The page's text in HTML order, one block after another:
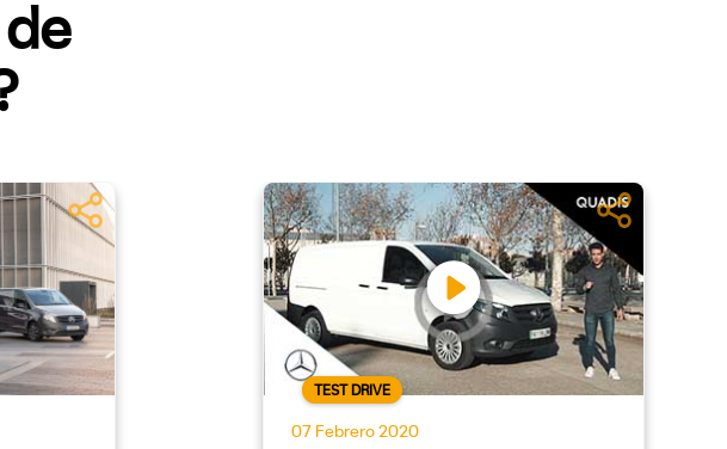
TEST DRIVE
07 Febrero 2020